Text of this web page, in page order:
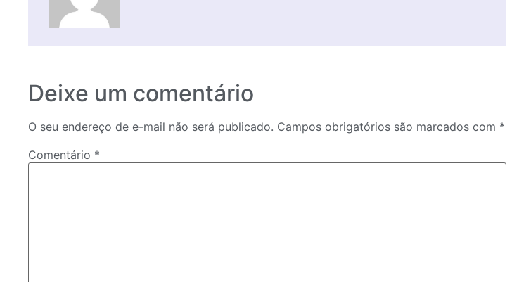
Deixe um comentário
O seu endereço de e-mail não será publicado. Campos obrigatórios são marcados com *
Comentário *